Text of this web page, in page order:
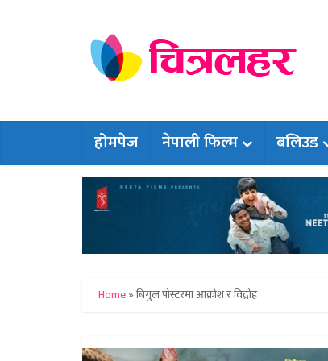
होमपेज नेपाली फिल्म बलिउड
Home»बिगुल पोस्टरमा आक्रोश र विद्रोह